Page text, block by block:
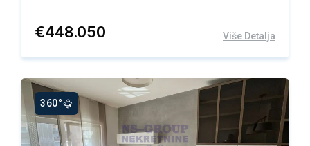
€448.050 Više Detalja
360°